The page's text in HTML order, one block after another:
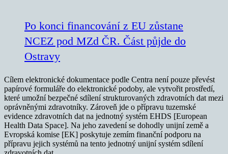
Po konci financování z EU zůstane
NCEZ pod MZd ČR. Část půjde do
Ostravy
Cílem elektronické dokumentace podle Centra není pouze převést
papírové formuláře do elektronické podoby, ale vytvořit prostředí,
které umožní bezpečné sdílení strukturovaných zdravotních dat mezi
oprávněnými zdravotníky. Zároveň jde o přípravu tuzemské
evidence zdravotních dat na jednotný systém EHDS [European
Health Data Space]. Na jeho zavedení se dohodly unijní země a
Evropská komise [EK] poskytuje zemím finanční podporu na
přípravu jejich systémů na tento jednotný unijní systém sdílení